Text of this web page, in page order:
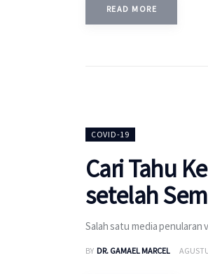
READ MORE
COVID-19
Cari Tahu
setelah
Salah satu media penularan
BY DR. GAMAEL MARCEL